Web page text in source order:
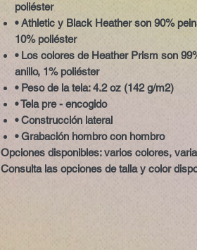
poliéster
• Athletic y Black Heather son 90%
10% poliéster
• Los colores de Heather Prism son
anillo, 1% poliéster
• Peso de la tela: 4.2 oz (142 g/m2)
• Tela pre - encogido
• Construcción lateral
• Grabación hombro con hombro
Opciones disponibles:varios colores,
Consulta las opciones de talla y color